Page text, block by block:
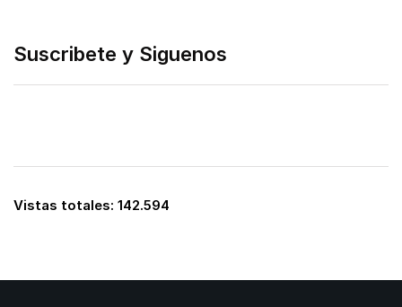
Suscribete y Siguenos
Vistas totales: 142.594